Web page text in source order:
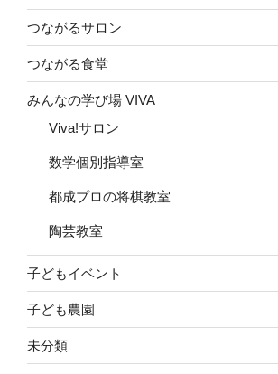
つながるサロン
つながる食堂
みんなの学び場 VIVA
Viva!サロン
数学個別指導室
都成プロの将棋教室
陶芸教室
子どもイベント
子ども農園
未分類